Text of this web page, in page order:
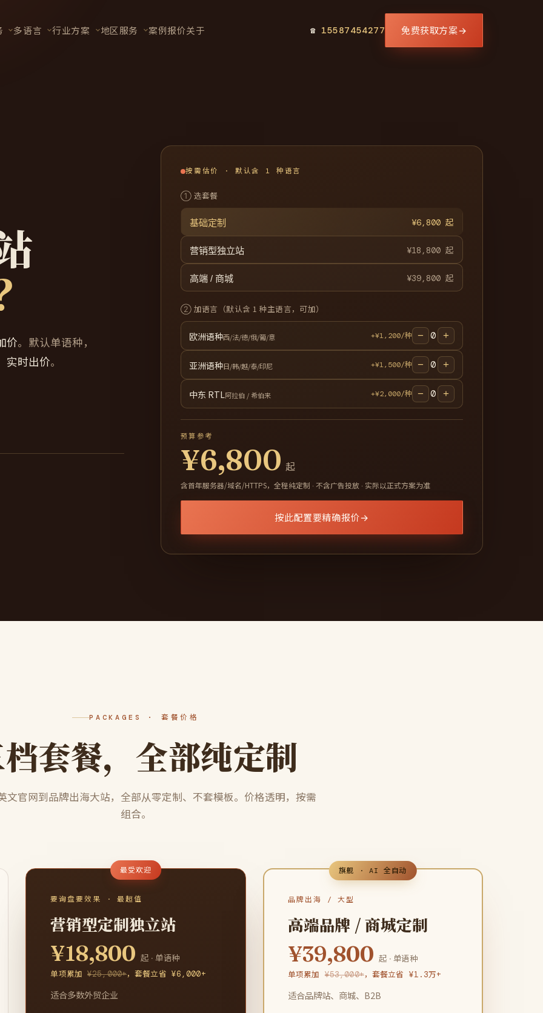
多语言 行业方案 地区服务 案例报价关于 ☎ 15587454277 免费获取方案→
价。默认单语种，
实时出价。
按需估价 · 默认含 1 种语言
① 选套餐
基础定制 ¥6,800 起
营销型独立站 ¥18,800 起
高端 / 商城 ¥39,800 起
② 加语言（默认含 1 种主语言，可加）
欧洲语种西/法/德/俄/葡/意 +¥1,200/种 − 0 +
亚洲语种日/韩/越/泰/印尼 +¥1,500/种 − 0 +
中东 RTL阿拉伯 / 希伯来 +¥2,000/种 − 0 +
预算参考
¥6,800 起
含首年服务器/域名/HTTPS，全程纯定制 · 不含广告投放 · 实际以正式方案为准
按此配置要精确报价→
PACKAGES · 套餐价格
套餐，全部纯定制
文官网到品牌出海大站，全部从零定制、不套模板。价格透明，按需
组合。
最受欢迎
要询盘要效果 · 最超值
营销型定制独立站
¥18,800起 · 单语种
单项累加¥25,000+，套餐立省 ¥6,000+
适合多数外贸企业
旗舰 · AI 全自动
品牌出海 / 大型
高端品牌 / 商城定制
¥39,800起 · 单语种
单项累加¥53,000+，套餐立省 ¥1.3万+
适合品牌站、商城、B2B